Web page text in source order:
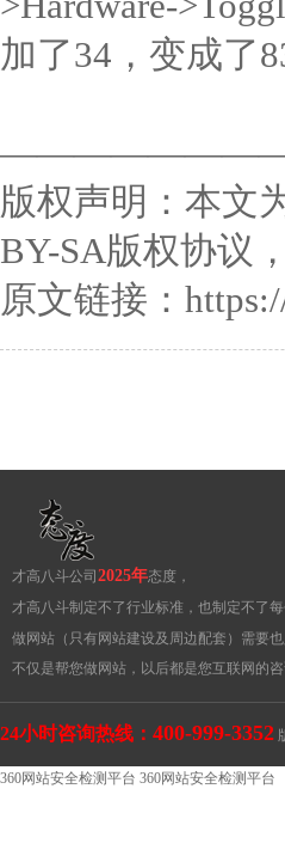
加了34，变成了
版权声明：本文
BY-SA版权协议
原文链接：
才高八斗公司 2025年态度，
才高八斗制定不了行业标准，也制定不了
做网站（只有网站建设及周边配套）需要
不仅是帮您做网站，以后都是您互联网的咨
24小时咨询热线： 400-999-3352
360网站安全检测平台 360网站安全检测平台